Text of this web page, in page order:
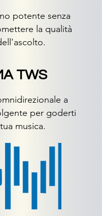
potente senza
la qualità
TWS
a
per goderti
musica.